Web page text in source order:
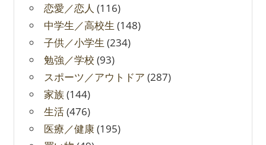
恋愛／恋人 (116)
中学生／高校生 (148)
子供／小学生 (234)
勉強／学校 (93)
スポーツ／アウトドア (287)
家族(144)
生活(476)
医療／健康(195)